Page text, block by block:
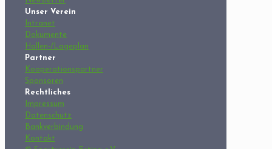
Unser Verein
Intranet
Dokumente
Hallen-/Lageplan
Partner
Kooperationspartner
Sponsoren
Rechtliches
Impressum
Datenschutz
Bankverbindung
Kontakt